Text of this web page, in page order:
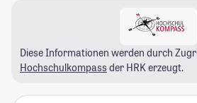
Diese Informationen werden durch
Hochschulkompass der HRK erzeugt.